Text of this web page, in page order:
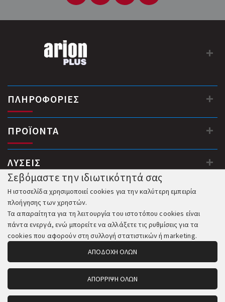
ΠΛΗΡΟΦΟΡΙΕΣ
ΠΡΟΪΟΝΤΑ
ΛΥΣΕΙΣ
© 2018-2026 All Rights Reserved. Κατασκευή και Φιλοξενία:
Σεβόμαστε την ιδιωτικότητά σας
Η ιστοσελίδα χρησιμοποιεί cookies για την καλύτερη εμπειρία
πλοήγησης των χρηστών.
Τα απαραίτητα για τη λειτουργία του ιστοτόπου cookies είναι
πάντα ενεργά, ενώ μπορείτε να αλλάξετε τις ρυθμίσεις για τα
cookies που αφορούν στη συλλογή στατιστικών ή marketing.
ΑΠΟΔΟΧΗ ΟΛΩΝ
ΑΠΟΡΡΙΨΗ ΟΛΩΝ